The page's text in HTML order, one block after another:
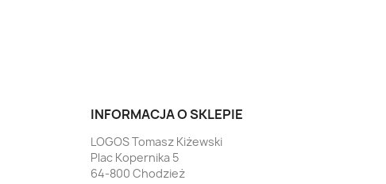
INFORMACJA O SKLEPIE
LOGOS Tomasz Kiżewski
Plac Kopernika 5
64-800 Chodzież